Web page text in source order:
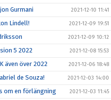
Gurmani 2021-12-10 11:41
Lindell! 2021-12-09 19:51
2021-12-09 10:12
5 2022 2021-12-08 15:53
även över 2022 2021-12-06 18:48
de Souza! 2021-12-03 14:00
om en förlängning 2021-12-03 11:45